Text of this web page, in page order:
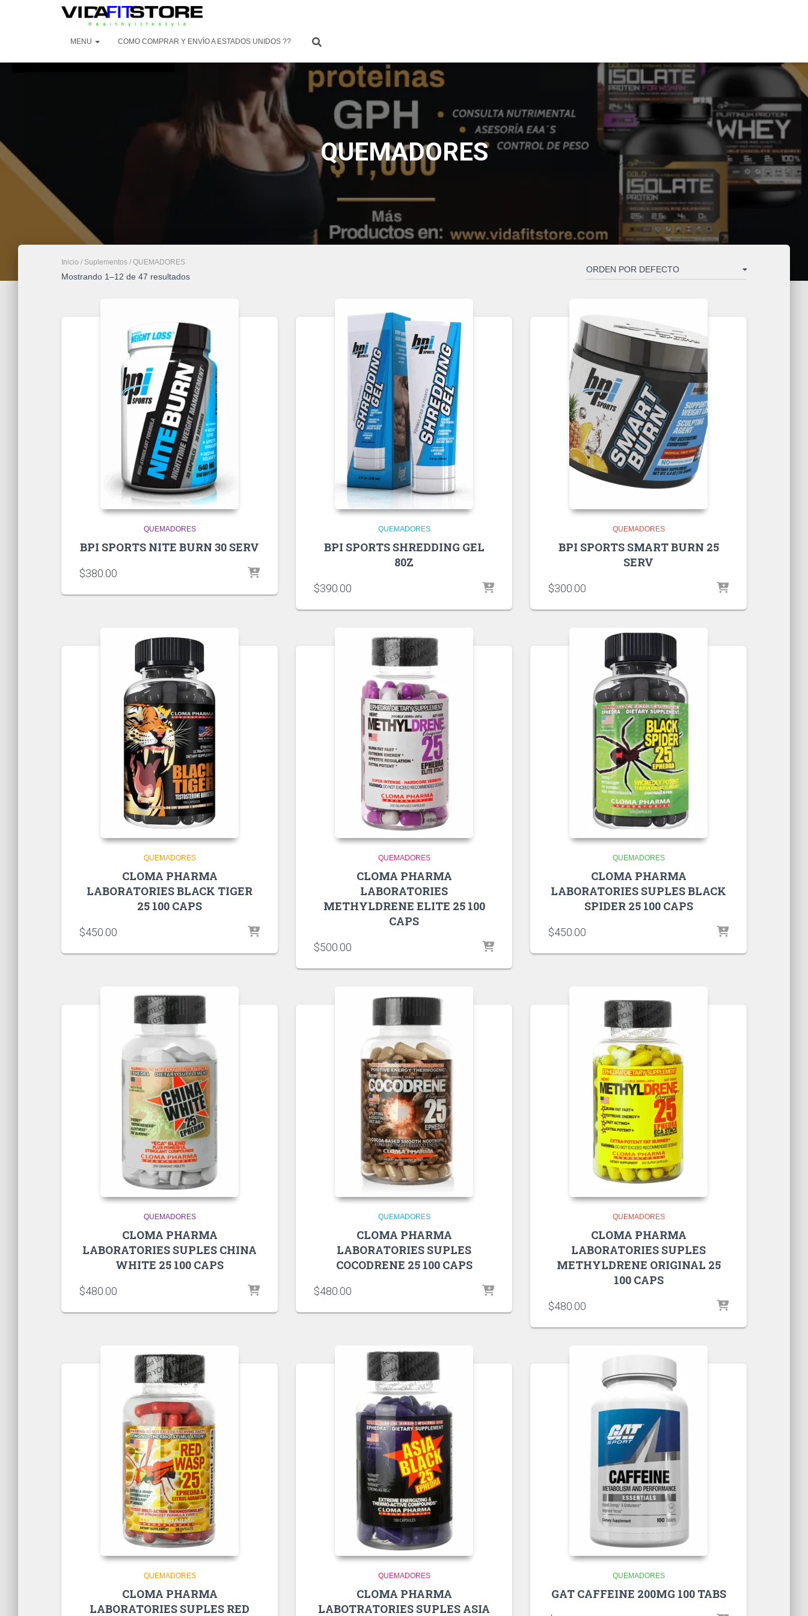
MENU COMO COMPRAR Y ENVÍO A ESTADOS UNIDOS ??
QUEMADORES
Inicio / Suplementos / QUEMADORES
Mostrando 1–12 de 47 resultados
QUEMADORES
BPI SPORTS NITE BURN 30 SERV
$380.00
QUEMADORES
BPI SPORTS SHREDDING GEL
80Z
$390.00
QUEMADORES
BPI SPORTS SMART BURN 25
SERV
$300.00
QUEMADORES
CLOMA PHARMA
LABORATORIES BLACK TIGER
25 100 CAPS
$450.00
QUEMADORES
CLOMA PHARMA
LABORATORIES
METHYLDRENE ELITE 25 100
CAPS
$500.00
QUEMADORES
CLOMA PHARMA
LABORATORIES SUPLES BLACK
SPIDER 25 100 CAPS
$450.00
QUEMADORES
CLOMA PHARMA
LABORATORIES SUPLES CHINA
WHITE 25 100 CAPS
$480.00
QUEMADORES
CLOMA PHARMA
LABORATORIES SUPLES
COCODRENE 25 100 CAPS
$480.00
QUEMADORES
CLOMA PHARMA
LABORATORIES SUPLES
METHYLDRENE ORIGINAL 25
100 CAPS
$480.00
QUEMADORES
CLOMA PHARMA
LABORATORIES SUPLES RED
QUEMADORES
CLOMA PHARMA
LABOTRATORIES SUPLES ASIA
QUEMADORES
GAT CAFFEINE 200MG 100 TABS